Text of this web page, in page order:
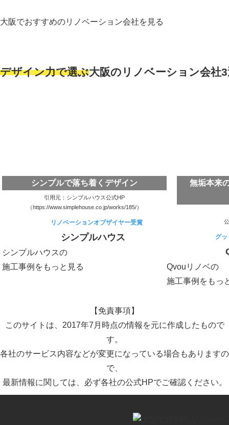
大阪でおすすめのリノベーション会社を見る
デザイン力で選ぶ大阪のリノベーション会社
シンプルで落ち着くデザイン
引用元：シンプルハウス公式HP
（https://www.simplehouse.co.jp/works/185/）
リノベーションオブザイヤー受賞
シンプルハウス
シンプルハウスの
施工事例をもっと見る
無垢本来
グ
Qvouリノベの
施工事例をもっ
【免責事項】
このサイトは、2017年7月時点の情報を元に作成したもので
す。
各社のサービス内容などが変更になっている場合もありますの
で、
最新情報に関しては、必ず各社の公式HPでご確認ください。